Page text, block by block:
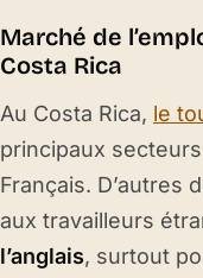
Marché de
Costa Rica
Au Costa Rica, le
principaux
Français. D’autres
aux travailleurs
l’anglais, surtout